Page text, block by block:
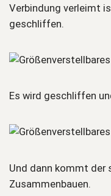
Verbindung verleimt
geschliffen.
Es wird geschliffen
Und dann kommt der
Zusammenbauen.